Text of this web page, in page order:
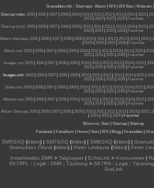
Granudden.info- Sitemaps: Album WX WX files | Webcam |
Sitemap index: 2005| 2006| 2007| 2008| 2009| 2010| 2011| 2012| 2013| 2014| 2015|
2023| 2024| 2025| 2026|
Favoriter
Sitemap (rss): 2005 2006 2007 2008 2009 2010 2011 2012 2013 2014 2015
2023| 2024| 2025| 2026|
Favoriter
Album sitemaps: 2005 2006 2007 2008 2009 2010 2011 2012 2013 2014 2015
2023| 2024| 2025| 2026|
Favoriter
Album.rss: 2005 2006 2007 2008 2009 2010 2011 2012 2013 2014 2015 2016
2023| 2024| 2025| 2026|
Favoriter
Images.rss: 2005| 2006| 2007| 2008| 2009| 2010| 2011| 2012| 2013| 2014| 2015|
2023| 2024| 2025| 2026|
Favoriter
Images.xml: 2005| 2006| 2007| 2008| 2009| 2010| 2011| 2012| 2013| 2014| 2015|
2023| 2024| 2025| 2026|
Favoriter
Slides.rss: 2005| 2006| 2007| 2008| 2009| 2010| 2011| 2012| 2013| 2014| 2015| 2016|
2023| 2024| 2025| 2026|
Favoriter
Albums.rss: 2005 2006 2007 2008 2009 2010 2011 2012 2013 2014 2015
2023| 2024| 2025| 2026|
Favoriter
Album Sitemap: 2005| 2006| 2007| 2008| 2009| 2010| 2011| 2012| 2013| 2014| 2015 |
2024| 2025| 2026|
Favoriter
Blommor: Start Sitemap
Sitemap
Facebook| Fotoalbum Home| Start| WX| Blogg| Granudden|
SM5GXQ(bilder) | SM7GXQ(bilder) | SM6GXQ(bilder) |
Granudden Öland (bilder) | Peter Lindquist (bilder) | Peter
Amatörradio: DMR> Talgrupper| EchoLink> Kortnummer|
SK7RFL
: Logik : DMR : Täckning > SK7RN : Logik : Täckning
SvxLink